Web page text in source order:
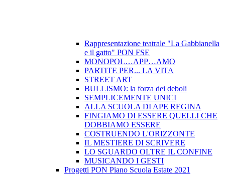
Rappresentazione teatrale "La Gabbianella
e il gatto" PON FSE
MONOPOL…APP…AMO
PARTITE PER... LA VITA
STREET ART
BULLISMO: la forza dei deboli
SEMPLICEMENTE UNICI
ALLA SCUOLA DI APE REGINA
FINGIAMO DI ESSERE QUELLI CHE
DOBBIAMO ESSERE
COSTRUENDO L'ORIZZONTE
IL MESTIERE DI SCRIVERE
LO SGUARDO OLTRE IL CONFINE
MUSICANDO I GESTI
Progetti PON Piano Scuola Estate 2021